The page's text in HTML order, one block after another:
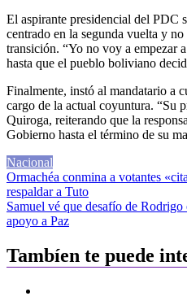
El aspirante presidencial del PDC
centrado en la segunda vuelta y
transición. “Yo no voy a empezar
hasta que el pueblo boliviano
Finalmente, instó al mandatario a
cargo de la actual coyuntura. “Su
Quiroga, reiterando que la
Gobierno hasta el término de su
Nacional
Navegación
de
entradas
Ormachéa conmina a votantes
respaldar a Tuto
Samuel vé que desafío de
apoyo a Paz
Tambíen te puede